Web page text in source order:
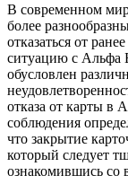
В современном
более
отказаться от
ситуацию с Альфа
обусловлен
отказа от карты в
соблюдения
что закрытие
который следует
ознакомившись со